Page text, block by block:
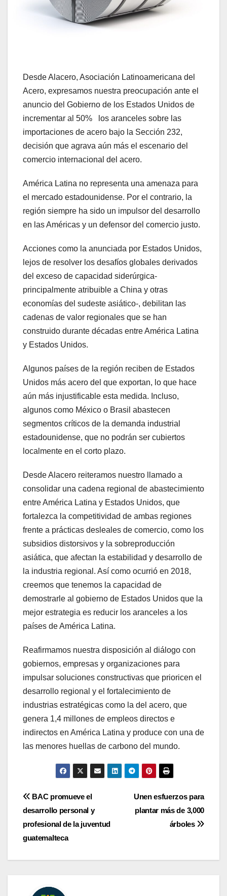
Desde Alacero, Asociación Latinoamericana del
Acero, expresamos nuestra preocupación ante el
anuncio del Gobierno de los Estados Unidos de
incrementar al 50% los aranceles sobre las
importaciones de acero bajo la Sección 232,
decisión que agrava aún más el escenario del
comercio internacional del acero.
América Latina no representa una amenaza para
el mercado estadounidense. Por el contrario, la
región siempre ha sido un impulsor del desarrollo
en las Américas y un defensor del comercio justo.
Acciones como la anunciada por Estados Unidos,
lejos de resolver los desafíos globales derivados
del exceso de capacidad siderúrgica-
principalmente atribuible a China y otras
economías del sudeste asiático-, debilitan las
cadenas de valor regionales que se han
construido durante décadas entre América Latina
y Estados Unidos.
Algunos países de la región reciben de Estados
Unidos más acero del que exportan, lo que hace
aún más injustificable esta medida. Incluso,
algunos como México o Brasil abastecen
segmentos críticos de la demanda industrial
estadounidense, que no podrán ser cubiertos
localmente en el corto plazo.
Desde Alacero reiteramos nuestro llamado a
consolidar una cadena regional de abastecimiento
entre América Latina y Estados Unidos, que
fortalezca la competitividad de ambas regiones
frente a prácticas desleales de comercio, como los
subsidios distorsivos y la sobreproducción
asiática, que afectan la estabilidad y desarrollo de
la industria regional. Así como ocurrió en 2018,
creemos que tenemos la capacidad de
demostrarle al gobierno de Estados Unidos que la
mejor estrategia es reducir los aranceles a los
países de América Latina.
Reafirmamos nuestra disposición al diálogo con
gobiernos, empresas y organizaciones para
impulsar soluciones constructivas que prioricen el
desarrollo regional y el fortalecimiento de
industrias estratégicas como la del acero, que
genera 1,4 millones de empleos directos e
indirectos en América Latina y produce con una de
las menores huellas de carbono del mundo.
Navegación
de
entradas
Unen esfuerzos para
plantar más de 3,000
árboles
BAC promueve el
desarrollo personal y
profesional de la juventud
guatemalteca